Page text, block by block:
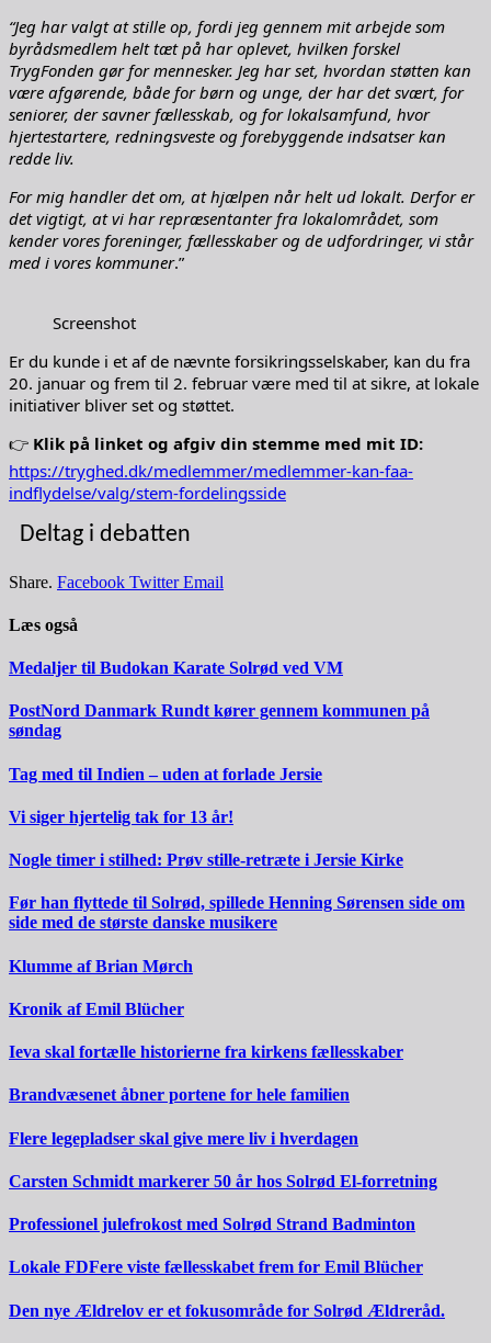
“Jeg har valgt at stille op, fordi jeg gennem mit arbejde som
byrådsmedlem helt tæt på har oplevet, hvilken forskel
TrygFonden gør for mennesker. Jeg har set, hvordan støtten kan
være afgørende, både for børn og unge, der har det svært, for
seniorer, der savner fællesskab, og for lokalsamfund, hvor
hjertestartere, redningsveste og forebyggende indsatser kan
redde liv.
For mig handler det om, at hjælpen når helt ud lokalt. Derfor er
det vigtigt, at vi har repræsentanter fra lokalområdet, som
kender vores foreninger, fællesskaber og de udfordringer, vi står
med i vores kommuner.”
Screenshot
Er du kunde i et af de nævnte forsikringsselskaber, kan du fra
20. januar og frem til 2. februar være med til at sikre, at lokale
initiativer bliver set og støttet.
👉 Klik på linket og afgiv din stemme med mit ID:
https://tryghed.dk/medlemmer/medlemmer-kan-faa-
indflydelse/valg/stem-fordelingsside
Deltag i debatten
Share. Facebook Twitter Email
Læs også
Medaljer til Budokan Karate Solrød ved VM
PostNord Danmark Rundt kører gennem kommunen på
søndag
Tag med til Indien – uden at forlade Jersie
Vi siger hjertelig tak for 13 år!
Nogle timer i stilhed: Prøv stille-retræte i Jersie Kirke
Før han flyttede til Solrød, spillede Henning Sørensen side om
side med de største danske musikere
Klumme af Brian Mørch
Kronik af Emil Blücher
Ieva skal fortælle historierne fra kirkens fællesskaber
Brandvæsenet åbner portene for hele familien
Flere legepladser skal give mere liv i hverdagen
Carsten Schmidt markerer 50 år hos Solrød El-forretning
Professionel julefrokost med Solrød Strand Badminton
Lokale FDFere viste fællesskabet frem for Emil Blücher
Den nye Ældrelov er et fokusområde for Solrød Ældreråd.